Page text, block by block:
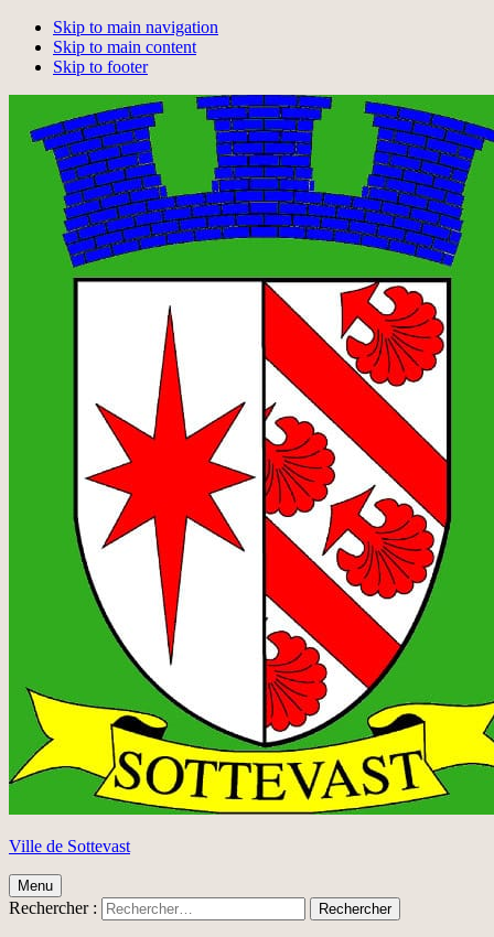
Skip to main navigation
Skip to main content
Skip to footer
Ville de Sottevast
Menu
Rechercher :